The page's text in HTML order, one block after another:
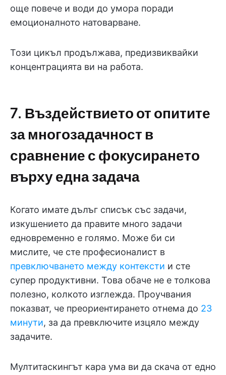
още повече и води до умора поради
емоционалното натоварване.
Този цикъл продължава, предизвиквайки
концентрацията ви на работа.
7. Въздействието от опитите
за многозадачност в
сравнение с фокусирането
върху една задача
Когато имате дълъг списък със задачи,
изкушението да правите много задачи
едновременно е голямо. Може би си
мислите, че сте професионалист в
превключването между контексти и сте
супер продуктивни. Това обаче не е толкова
полезно, колкото изглежда. Проучвания
показват, че преориентирането отнема до 23
минути, за да превключите изцяло между
задачите.
Мултитаскингът кара ума ви да скача от едно